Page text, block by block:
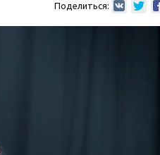
Поделиться: